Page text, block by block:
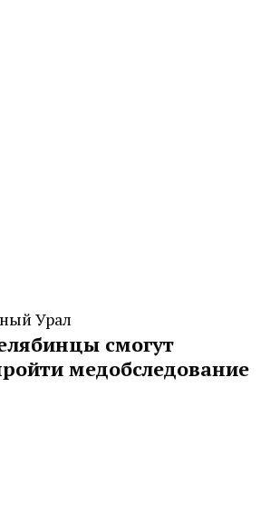
Урал
смогут
медобследование